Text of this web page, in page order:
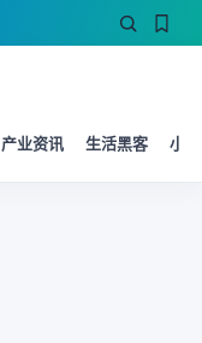
产业资讯 生活黑客 小